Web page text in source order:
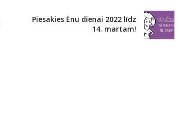
Piesakies Ēnu dienai 2022 līdz
14. martam!